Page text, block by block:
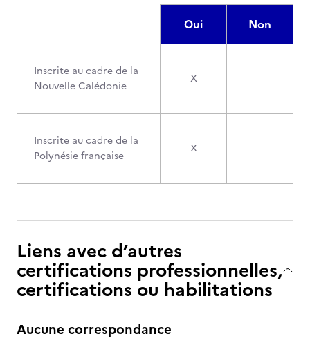
Oui Non
Inscrite au cadre de la
Nouvelle Calédonie
X
Inscrite au cadre de la
Polynésie française
X
Liens avec d’autres
certifications professionnelles,
certifications ou habilitations
Aucune correspondance